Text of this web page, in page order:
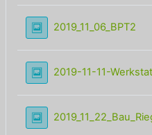
2019_11_06_BPT2
2019-11-11-